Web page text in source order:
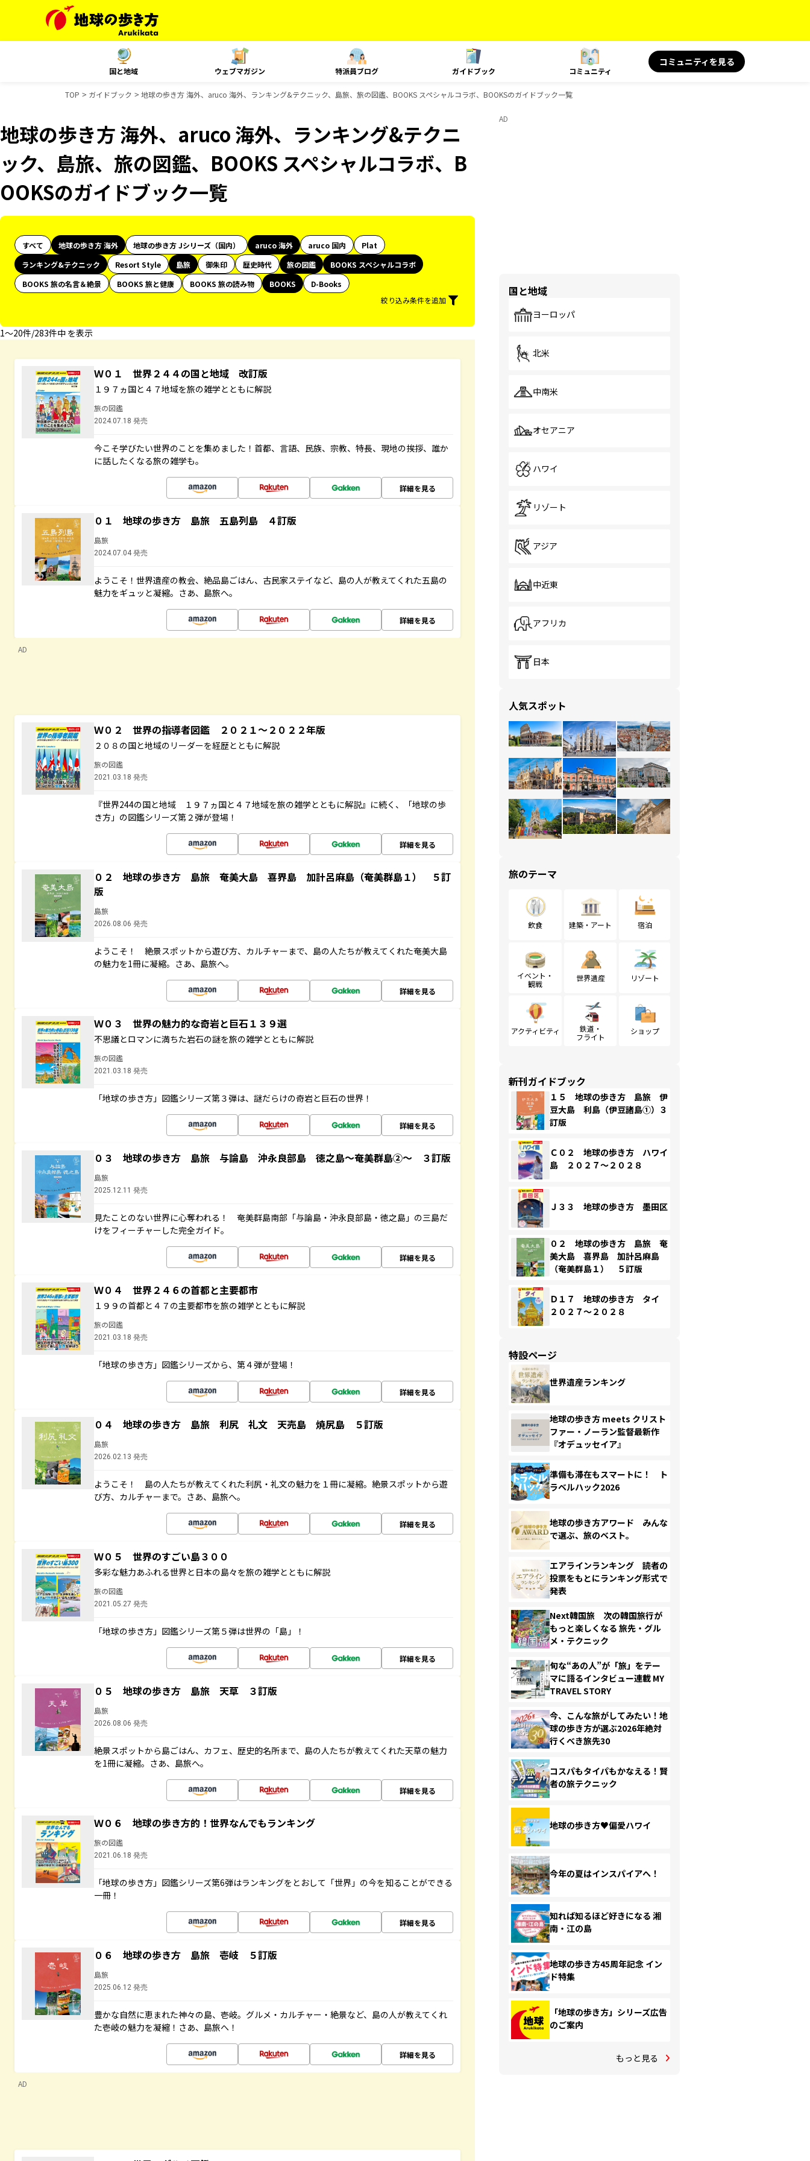
国と地域 ウェブマガジン 特派員ブログ ガイドブック コミュニティ
コミュニティを見る
TOP ガイドブック 地球の歩き方 海外、aruco 海外、ランキング&テクニック、島旅、旅の図鑑、BOOKS スペシャルコラボ、BOOKSのガイドブック一覧
地球の歩き方 海外、aruco 海外、ランキング&テクニ
ック、島旅、旅の図鑑、BOOKS スペシャルコラボ、B
OOKSのガイドブック一覧
すべて 地球の歩き方 海外 地球の歩き方 Jシリーズ（国内） aruco 海外 aruco 国内
Plat
ランキング&テクニック
Resort Style 島旅 御朱印 歴史時代 旅の図鑑
BOOKS スペシャルコラボ
BOOKS 旅の名言＆絶景
BOOKS 旅と健康 BOOKS 旅の読み物 BOOKS
D-Books
絞り込み条件を追加
1〜20件/283件中 を表示
Ｗ０１ 世界２４４の国と地域 改訂版
１９７ヵ国と４７地域を旅の雑学とともに解説
旅の図鑑
2024.07.18 発売
今こそ学びたい世界のことを集めました！首都、言語、民族、宗教、特長、現地の挨拶、誰か
に話したくなる旅の雑学も。
詳細を見る
０１ 地球の歩き方 島旅 五島列島 ４訂版
島旅
2024.07.04 発売
ようこそ！世界遺産の教会、絶品島ごはん、古民家ステイなど、島の人が教えてくれた五島の
魅力をギュッと凝縮。さあ、島旅へ。
詳細を見る
AD
Ｗ０２ 世界の指導者図鑑 ２０２１～２０２２年版
２０８の国と地域のリーダーを経歴とともに解説
旅の図鑑
2021.03.18 発売
『世界244の国と地域 １９７ヵ国と４７地域を旅の雑学とともに解説』に続く、「地球の歩
き方」の図鑑シリーズ第２弾が登場！
詳細を見る
０２ 地球の歩き方 島旅 奄美大島 喜界島 加計呂麻島（奄美群島１） ５訂
版
島旅
2026.08.06 発売
ようこそ！ 絶景スポットから遊び方、カルチャーまで、島の人たちが教えてくれた奄美大島
の魅力を1冊に凝縮。さあ、島旅へ。
詳細を見る
Ｗ０３ 世界の魅力的な奇岩と巨石１３９選
不思議とロマンに満ちた岩石の謎を旅の雑学とともに解説
旅の図鑑
2021.03.18 発売
「地球の歩き方」図鑑シリーズ第３弾は、謎だらけの奇岩と巨石の世界！
詳細を見る
０３ 地球の歩き方 島旅 与論島 沖永良部島 徳之島～奄美群島②～ ３訂版
島旅
2025.12.11 発売
見たことのない世界に心奪われる！ 奄美群島南部「与論島・沖永良部島・徳之島」の三島だ
けをフィーチャーした完全ガイド。
詳細を見る
Ｗ０４ 世界２４６の首都と主要都市
１９９の首都と４７の主要都市を旅の雑学とともに解説
旅の図鑑
2021.03.18 発売
「地球の歩き方」図鑑シリーズから、第４弾が登場！
詳細を見る
０４ 地球の歩き方 島旅 利尻 礼文 天売島 焼尻島 ５訂版
島旅
2026.02.13 発売
ようこそ！ 島の人たちが教えてくれた利尻・礼文の魅力を１冊に凝縮。絶景スポットから遊
び方、カルチャーまで。さあ、島旅へ。
詳細を見る
Ｗ０５ 世界のすごい島３００
多彩な魅力あふれる世界と日本の島々を旅の雑学とともに解説
旅の図鑑
2021.05.27 発売
「地球の歩き方」図鑑シリーズ第５弾は世界の「島」！
詳細を見る
０５ 地球の歩き方 島旅 天草 ３訂版
島旅
2026.08.06 発売
絶景スポットから島ごはん、カフェ、歴史的名所まで、島の人たちが教えてくれた天草の魅力
を1冊に凝縮。さあ、島旅へ。
詳細を見る
Ｗ０６ 地球の歩き方的！世界なんでもランキング
旅の図鑑
2021.06.18 発売
「地球の歩き方」図鑑シリーズ第6弾はランキングをとおして「世界」の今を知ることができる
一冊！
詳細を見る
０６ 地球の歩き方 島旅 壱岐 ５訂版
島旅
2025.06.12 発売
豊かな自然に恵まれた神々の島、壱岐。グルメ・カルチャー・絶景など、島の人が教えてくれ
た壱岐の魅力を凝縮！さあ、島旅へ！
詳細を見る
AD
AD
国と地域
ヨーロッパ
北米
中南米
オセアニア
ハワイ
リゾート
アジア
中近東
アフリカ
日本
人気スポット
旅のテーマ
飲食 建築・アート 宿泊
イベント・
観戦
世界遺産 リゾート
アクティビティ
鉄道・
フライト
ショップ
新刊ガイドブック
１５ 地球の歩き方 島旅 伊
豆大島 利島（伊豆諸島①）３
訂版
Ｃ０２ 地球の歩き方 ハワイ
島 ２０２７～２０２８
Ｊ３３ 地球の歩き方 墨田区
０２ 地球の歩き方 島旅 奄
美大島 喜界島 加計呂麻島
（奄美群島１） ５訂版
Ｄ１７ 地球の歩き方 タイ
２０２７～２０２８
特設ページ
世界遺産ランキング
地球の歩き方 meets クリスト
ファー・ノーラン監督最新作
『オデュッセイア』
準備も滞在もスマートに！ ト
ラベルハック2026
地球の歩き方アワード みんな
で選ぶ、旅のベスト。
エアラインランキング 読者の
投票をもとにランキング形式で
発表
Next韓国旅 次の韓国旅行が
もっと楽しくなる 旅先・グル
メ・テクニック
旬な“あの人”が「旅」をテー
マに語るインタビュー連載 MY
TRAVEL STORY
今、こんな旅がしてみたい！地
球の歩き方が選ぶ2026年絶対
行くべき旅先30
コスパもタイパもかなえる！賢
者の旅テクニック
地球の歩き方♥偏愛ハワイ
今年の夏はインスパイアへ！
知れば知るほど好きになる 湘
南・江の島
地球の歩き方45周年記念 イン
ド特集
「地球の歩き方」シリーズ広告
のご案内
もっと見る